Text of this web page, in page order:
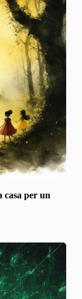
casa per un